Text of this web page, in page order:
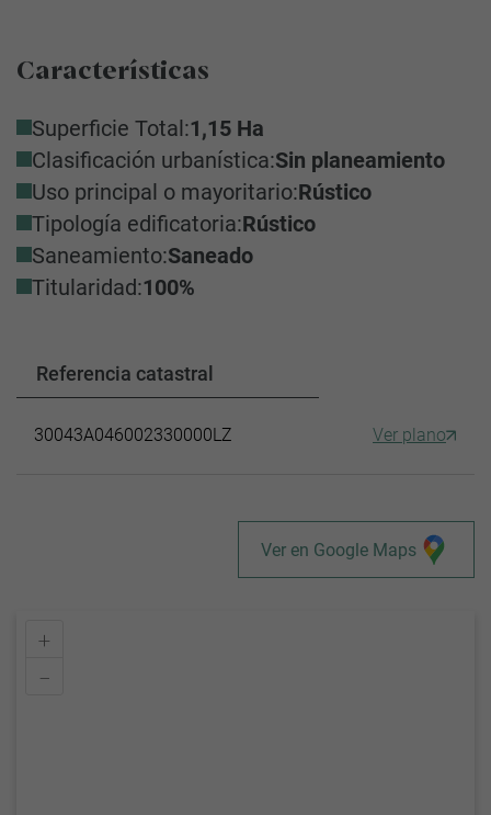
Características
Superficie Total:1,15 Ha
Clasificación urbanística:Sin planeamiento
Uso principal o mayoritario:Rústico
Tipología edificatoria:Rústico
Saneamiento:Saneado
Titularidad:100%
Referencia catastral
30043A046002330000LZ Ver plano
Ver en Google Maps
+
–